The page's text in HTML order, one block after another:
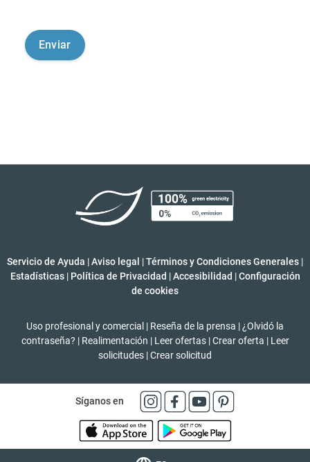
Servicio de Ayuda |Aviso legal |Términos y Condiciones Generales |
Estadísticas | Política de Privacidad | Accesibilidad | Configuración
de cookies
Uso profesional y comercial | Reseña de la prensa | ¿Olvidó la
contraseña? | Realimentación | Leer ofertas | Crear oferta | Leer
solicitudes |Crear solicitud
Síganos en